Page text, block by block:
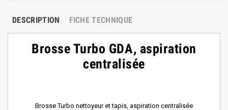
DESCRIPTION FICHE TECHNIQUE
Brosse Turbo GDA, aspiration
centralisée
Brosse Turbo nettoyeur et tapis, aspiration centralisée